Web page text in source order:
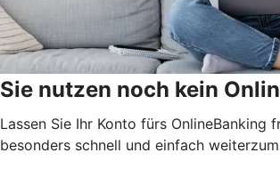
Sie nutzen noch kein
Lassen Sie Ihr Konto fürs OnlineBanking
besonders schnell und einfach